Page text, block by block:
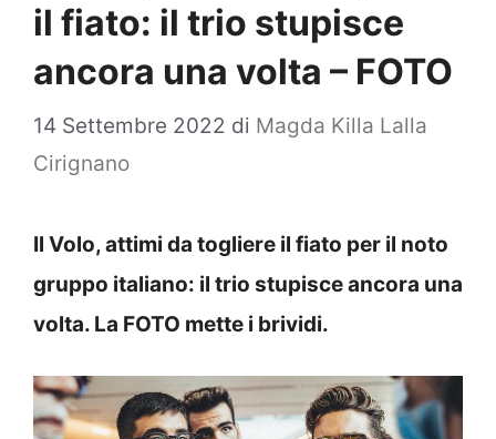
il fiato: il trio stupisce
ancora una volta – FOTO
14 Settembre 2022 di Magda Killa Lalla
Cirignano
Il Volo, attimi da togliere il fiato per il noto
gruppo italiano: il trio stupisce ancora una
volta. La FOTO mette i brividi.